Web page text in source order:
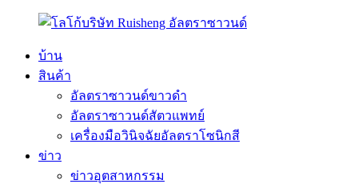
บ้าน
สินค้า
อัลตราซาวนด์ขาวดำ
อัลตราซาวนด์สัตวแพทย์
เครื่องมือวินิจฉัยอัลตราโซนิกสี
ข่าว
ข่าวอุตสาหกรรม